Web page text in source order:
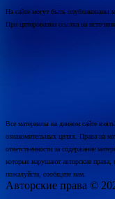
На сайте могут быть опубликованы
При цитировании ссылка на источник
Все материалы на данном сайте
ознакомительных целях. Права на
ответственности за содержание
которые нарушают авторские
пожалуйста, сообщите нам.
Авторские права ©